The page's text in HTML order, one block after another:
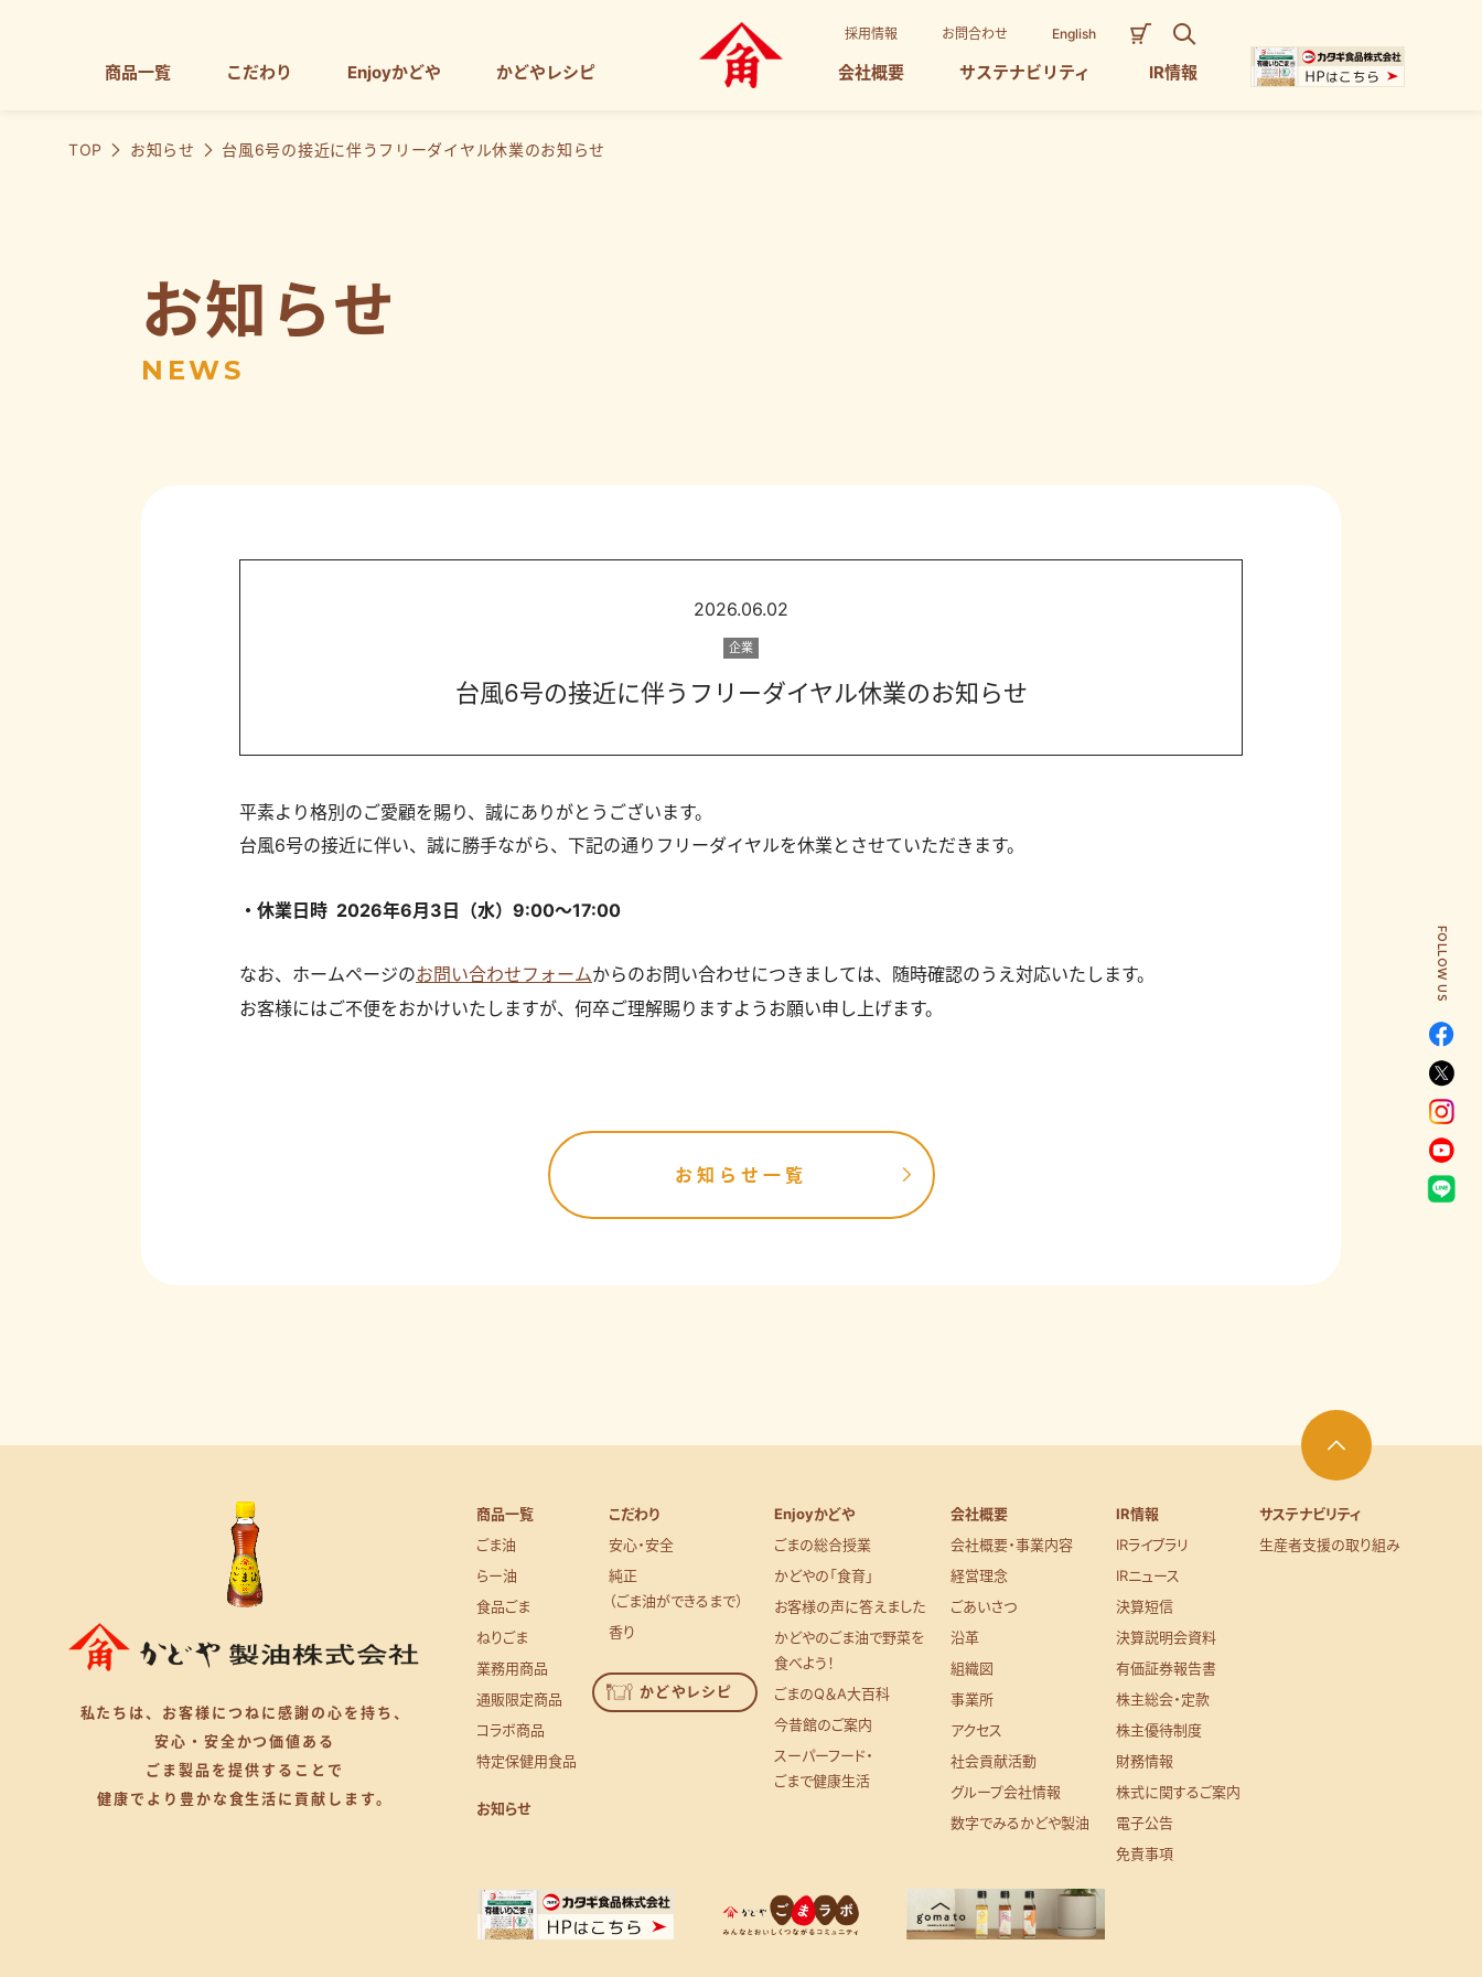
商品一覧 こだわり Enjoyかどや かどやレシピ 会社概要 サステナビリティ IR情報
採用情報 お問合わせ English
FOLLOW US
TOP お知らせ 台風6号の接近に伴うフリーダイヤル休業のお知らせ
お知らせ
NEWS
2026.06.02
企業
台風6号の接近に伴うフリーダイヤル休業のお知らせ
平素より格別のご愛顧を賜り、誠にありがとうございます。
台風6号の接近に伴い、誠に勝手ながら、下記の通りフリーダイヤルを休業とさせていただきます。
・休業日時 2026年6月3日（水）9:00～17:00
なお、ホームページのお問い合わせフォームからのお問い合わせにつきましては、随時確認のうえ対応いたします。
お客様にはご不便をおかけいたしますが、何卒ご理解賜りますようお願い申し上げます。
お知らせ一覧
私たちは、 お客様につねに感謝の心を持ち、
安心・安全かつ価値ある
ごま製品を提供することで
健康でより豊かな食生活に貢献します。
商品一覧
ごま油
らー油
食品ごま
ねりごま
業務用商品
通販限定商品
コラボ商品
特定保健用食品
お知らせ
こだわり
安心・安全
純正
（ごま油ができるまで）
香り
かどやレシピ
Enjoyかどや
ごまの総合授業
かどやの「食育」
お客様の声に答えました
かどやのごま油で野菜を
食べよう！
ごまのQ＆A大百科
今昔館のご案内
スーパーフード・
ごまで健康生活
会社概要
会社概要・事業内容
経営理念
ごあいさつ
沿革
組織図
事業所
アクセス
社会貢献活動
グループ会社情報
数字でみるかどや製油
IR情報
IRライブラリ
IRニュース
決算短信
決算説明会資料
有価証券報告書
株主総会・定款
株主優待制度
財務情報
株式に関するご案内
電子公告
免責事項
サステナビリティ
生産者支援の取り組み